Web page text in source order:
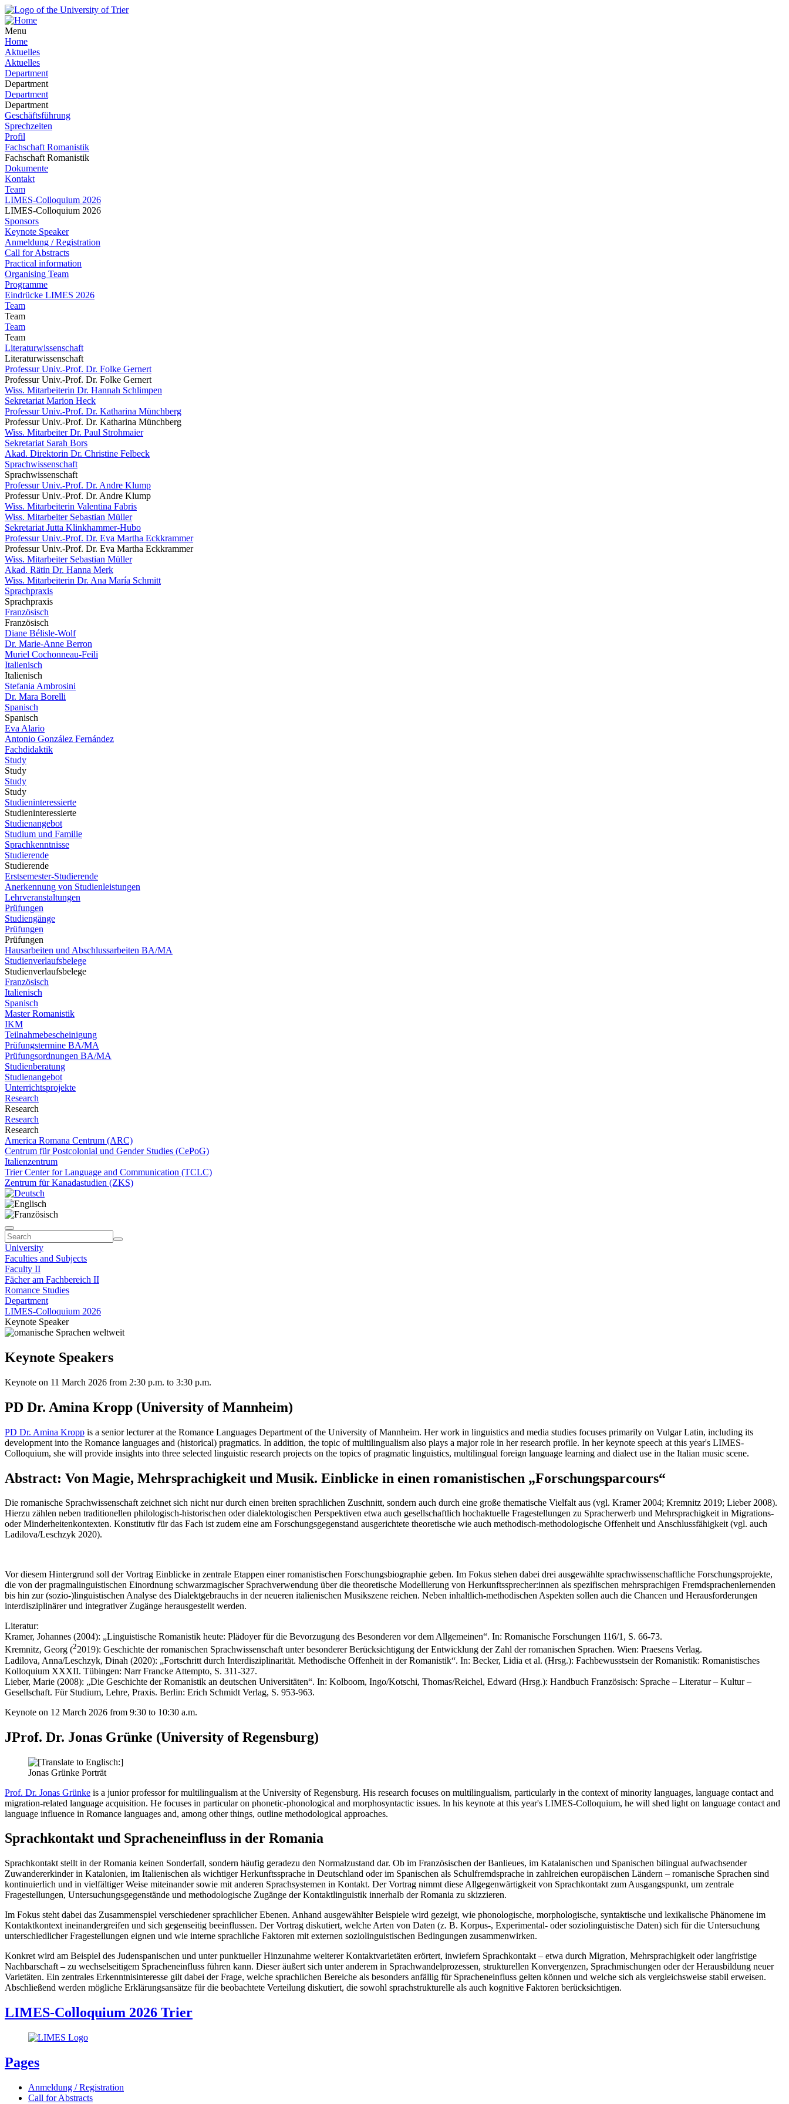
Menu
Home
Aktuelles
Aktuelles
Department
Department
Department
Department
Geschäftsführung
Sprechzeiten
Profil
Fachschaft Romanistik
Fachschaft Romanistik
Dokumente
Kontakt
Team
LIMES-Colloquium 2026
LIMES-Colloquium 2026
Sponsors
Keynote Speaker
Anmeldung / Registration
Call for Abstracts
Practical information
Organising Team
Programme
Eindrücke LIMES 2026
Team
Team
Team
Team
Literaturwissenschaft
Literaturwissenschaft
Professur Univ.-Prof. Dr. Folke Gernert
Professur Univ.-Prof. Dr. Folke Gernert
Wiss. Mitarbeiterin Dr. Hannah Schlimpen
Sekretariat Marion Heck
Professur Univ.-Prof. Dr. Katharina Münchberg
Professur Univ.-Prof. Dr. Katharina Münchberg
Wiss. Mitarbeiter Dr. Paul Strohmaier
Sekretariat Sarah Bors
Akad. Direktorin Dr. Christine Felbeck
Sprachwissenschaft
Sprachwissenschaft
Professur Univ.-Prof. Dr. Andre Klump
Professur Univ.-Prof. Dr. Andre Klump
Wiss. Mitarbeiterin Valentina Fabris
Wiss. Mitarbeiter Sebastian Müller
Sekretariat Jutta Klinkhammer-Hubo
Professur Univ.-Prof. Dr. Eva Martha Eckkrammer
Professur Univ.-Prof. Dr. Eva Martha Eckkrammer
Wiss. Mitarbeiter Sebastian Müller
Akad. Rätin Dr. Hanna Merk
Wiss. Mitarbeiterin Dr. Ana María Schmitt
Sprachpraxis
Sprachpraxis
Französisch
Französisch
Diane Bélisle-Wolf
Dr. Marie-Anne Berron
Muriel Cochonneau-Feili
Italienisch
Italienisch
Stefania Ambrosini
Dr. Mara Borelli
Spanisch
Spanisch
Eva Alario
Antonio González Fernández
Fachdidaktik
Study
Study
Study
Study
Studieninteressierte
Studieninteressierte
Studienangebot
Studium und Familie
Sprachkenntnisse
Studierende
Studierende
Erstsemester-Studierende
Anerkennung von Studienleistungen
Lehrveranstaltungen
Prüfungen
Studiengänge
Prüfungen
Prüfungen
Hausarbeiten und Abschlussarbeiten BA/MA
Studienverlaufsbelege
Studienverlaufsbelege
Französisch
Italienisch
Spanisch
Master Romanistik
IKM
Teilnahmebescheinigung
Prüfungstermine BA/MA
Prüfungsordnungen BA/MA
Studienberatung
Studienangebot
Unterrichtsprojekte
Research
Research
Research
Research
America Romana Centrum (ARC)
Centrum für Postcolonial und Gender Studies (CePoG)
Italienzentrum
Trier Center for Language and Communication (TCLC)
Zentrum für Kanadastudien (ZKS)
University
Faculties and Subjects
Faculty II
Fächer am Fachbereich II
Romance Studies
Department
LIMES-Colloquium 2026
Keynote Speaker
Keynote Speakers
Keynote on 11 March 2026 from 2:30 p.m. to 3:30 p.m.
PD Dr. Amina Kropp (University of Mannheim)
PD Dr. Amina Kropp is a senior lecturer at the Romance Languages Department of the University of Mannheim. Her work in linguistics and media studies focuses primarily on Vulgar Latin, including its
development into the Romance languages and (historical) pragmatics. In addition, the topic of multilingualism also plays a major role in her research profile. In her keynote speech at this year's LIMES-
Colloquium, she will provide insights into three selected linguistic research projects on the topics of pragmatic linguistics, multilingual foreign language learning and dialect use in the Italian music scene.
Abstract: Von Magie, Mehrsprachigkeit und Musik. Einblicke in einen romanistischen „Forschungsparcours“
Die romanische Sprachwissenschaft zeichnet sich nicht nur durch einen breiten sprachlichen Zuschnitt, sondern auch durch eine große thematische Vielfalt aus (vgl. Kramer 2004; Kremnitz 2019; Lieber 2008).
Hierzu zählen neben traditionellen philologisch-historischen oder dialektologischen Perspektiven etwa auch gesellschaftlich hochaktuelle Fragestellungen zu Spracherwerb und Mehrsprachigkeit in Migrations-
oder Minderheitenkontexten. Konstitutiv für das Fach ist zudem eine am Forschungsgegenstand ausgerichtete theoretische wie auch methodisch-methodologische Offenheit und Anschlussfähigkeit (vgl. auch
Ladilova/Leschzyk 2020).
Vor diesem Hintergrund soll der Vortrag Einblicke in zentrale Etappen einer romanistischen Forschungsbiographie geben. Im Fokus stehen dabei drei ausgewählte sprachwissenschaftliche Forschungsprojekte,
die von der pragmalinguistischen Einordnung schwarzmagischer Sprachverwendung über die theoretische Modellierung von Herkunftssprecher:innen als spezifischen mehrsprachigen Fremdsprachenlernenden
bis hin zur (sozio-)linguistischen Analyse des Dialektgebrauchs in der neueren italienischen Musikszene reichen. Neben inhaltlich-methodischen Aspekten sollen auch die Chancen und Herausforderungen
interdisziplinärer und integrativer Zugänge herausgestellt werden.
Literatur:
Kramer, Johannes (2004): „Linguistische Romanistik heute: Plädoyer für die Bevorzugung des Besonderen vor dem Allgemeinen“. In: Romanische Forschungen 116/1, S. 66-73.
Kremnitz, Georg (22019): Geschichte der romanischen Sprachwissenschaft unter besonderer Berücksichtigung der Entwicklung der Zahl der romanischen Sprachen. Wien: Praesens Verlag.
Ladilova, Anna/Leschzyk, Dinah (2020): „Fortschritt durch Interdisziplinarität. Methodische Offenheit in der Romanistik“. In: Becker, Lidia et al. (Hrsg.): Fachbewusstsein der Romanistik: Romanistisches
Kolloquium XXXII. Tübingen: Narr Francke Attempto, S. 311-327.
Lieber, Marie (2008): „Die Geschichte der Romanistik an deutschen Universitäten“. In: Kolboom, Ingo/Kotschi, Thomas/Reichel, Edward (Hrsg.): Handbuch Französisch: Sprache – Literatur – Kultur –
Gesellschaft. Für Studium, Lehre, Praxis. Berlin: Erich Schmidt Verlag, S. 953-963.
Keynote on 12 March 2026 from 9:30 to 10:30 a.m.
JProf. Dr. Jonas Grünke (University of Regensburg)
Prof. Dr. Jonas Grünke is a junior professor for multilingualism at the University of Regensburg. His research focuses on multilingualism, particularly in the context of minority languages, language contact and
migration-related language acquisition. He focuses in particular on phonetic-phonological and morphosyntactic issues. In his keynote at this year's LIMES-Colloquium, he will shed light on language contact and
language influence in Romance languages and, among other things, outline methodological approaches.
Sprachkontakt und Spracheneinfluss in der Romania
Sprachkontakt stellt in der Romania keinen Sonderfall, sondern häufig geradezu den Normalzustand dar. Ob im Französischen der Banlieues, im Katalanischen und Spanischen bilingual aufwachsender
Zuwandererkinder in Katalonien, im Italienischen als wichtiger Herkunftssprache in Deutschland oder im Spanischen als Schulfremdsprache in zahlreichen europäischen Ländern – romanische Sprachen sind
kontinuierlich und in vielfältiger Weise miteinander sowie mit anderen Sprachsystemen in Kontakt. Der Vortrag nimmt diese Allgegenwärtigkeit von Sprachkontakt zum Ausgangspunkt, um zentrale
Fragestellungen, Untersuchungsgegenstände und methodologische Zugänge der Kontaktlinguistik innerhalb der Romania zu skizzieren.
Im Fokus steht dabei das Zusammenspiel verschiedener sprachlicher Ebenen. Anhand ausgewählter Beispiele wird gezeigt, wie phonologische, morphologische, syntaktische und lexikalische Phänomene im
Kontaktkontext ineinandergreifen und sich gegenseitig beeinflussen. Der Vortrag diskutiert, welche Arten von Daten (z. B. Korpus-, Experimental- oder soziolinguistische Daten) sich für die Untersuchung
unterschiedlicher Fragestellungen eignen und wie interne sprachliche Faktoren mit externen soziolinguistischen Bedingungen zusammenwirken.
Konkret wird am Beispiel des Judenspanischen und unter punktueller Hinzunahme weiterer Kontaktvarietäten erörtert, inwiefern Sprachkontakt – etwa durch Migration, Mehrsprachigkeit oder langfristige
Nachbarschaft – zu wechselseitigem Spracheneinfluss führen kann. Dieser äußert sich unter anderem in Sprachwandelprozessen, strukturellen Konvergenzen, Sprachmischungen oder der Herausbildung neuer
Varietäten. Ein zentrales Erkenntnisinteresse gilt dabei der Frage, welche sprachlichen Bereiche als besonders anfällig für Spracheneinfluss gelten können und welche sich als vergleichsweise stabil erweisen.
Abschließend werden mögliche Erklärungsansätze für die beobachtete Verteilung diskutiert, die sowohl sprachstrukturelle als auch kognitive Faktoren berücksichtigen.
LIMES-Colloquium 2026 Trier
Pages
Anmeldung / Registration
Call for Abstracts